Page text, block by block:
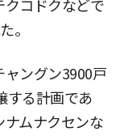
コドクなどで
。
ングン3900戸
する計画であ
ムナクセンな